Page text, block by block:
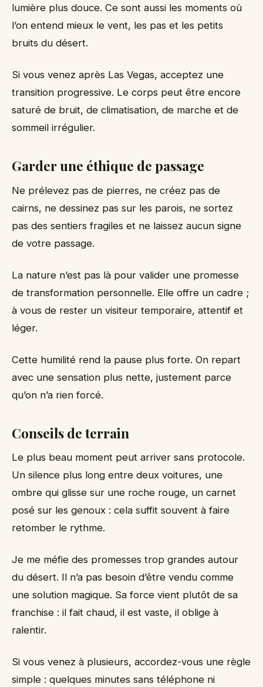
lumière plus douce. Ce sont aussi les moments où
l’on entend mieux le vent, les pas et les petits
bruits du désert.
Si vous venez après Las Vegas, acceptez une
transition progressive. Le corps peut être encore
saturé de bruit, de climatisation, de marche et de
sommeil irrégulier.
Garder une éthique de passage
Ne prélevez pas de pierres, ne créez pas de
cairns, ne dessinez pas sur les parois, ne sortez
pas des sentiers fragiles et ne laissez aucun signe
de votre passage.
La nature n’est pas là pour valider une promesse
de transformation personnelle. Elle offre un cadre ;
à vous de rester un visiteur temporaire, attentif et
léger.
Cette humilité rend la pause plus forte. On repart
avec une sensation plus nette, justement parce
qu’on n’a rien forcé.
Conseils de terrain
Le plus beau moment peut arriver sans protocole.
Un silence plus long entre deux voitures, une
ombre qui glisse sur une roche rouge, un carnet
posé sur les genoux : cela suffit souvent à faire
retomber le rythme.
Je me méfie des promesses trop grandes autour
du désert. Il n’a pas besoin d’être vendu comme
une solution magique. Sa force vient plutôt de sa
franchise : il fait chaud, il est vaste, il oblige à
ralentir.
Si vous venez à plusieurs, accordez-vous une règle
simple : quelques minutes sans téléphone ni